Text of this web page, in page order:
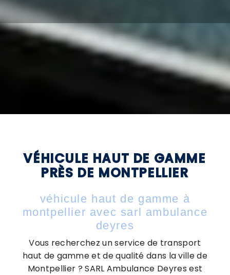
VÉHICULE HAUT DE GAMME
PRÈS DE MONTPELLIER
véhicule haut de gamme à
montpellier avec sarl ambulance
deyres
Vous recherchez un service de transport
haut de gamme et de qualité dans la ville de
Montpellier ? SARL Ambulance Deyres est